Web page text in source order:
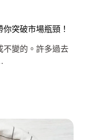
突破市場瓶頸！
不變的。許多過去